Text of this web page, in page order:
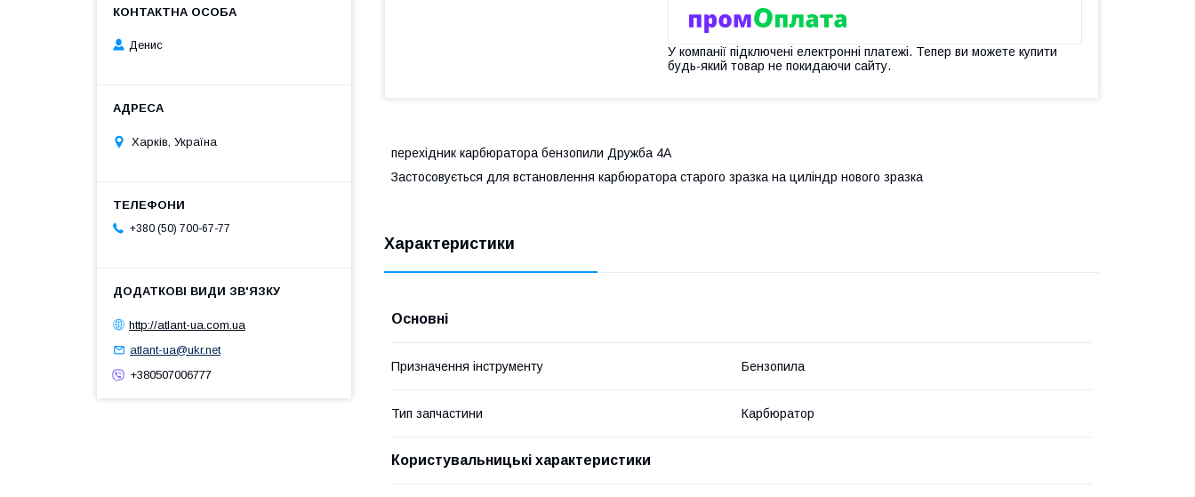
У компанії підключені електронні платежі. Тепер ви можете купити
будь-який товар не покидаючи сайту.
перехідник карбюратора бензопили Дружба 4А
Застосовується для встановлення карбюратора старого зразка на циліндр нового зразка
Характеристики
Основні
Призначення інструменту Бензопила
Тип запчастини Карбюратор
Користувальницькі характеристики
Денис
Харків, Україна
+380 (50) 700-67-77
http://atlant-ua.com.ua
atlant-ua@ukr.net
+380507006777